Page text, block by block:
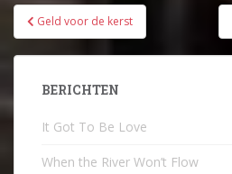
Bericht
navigatie
Geld voor de kerst
BERICHTEN
It Got To Be Love
When the River Won’t Flow